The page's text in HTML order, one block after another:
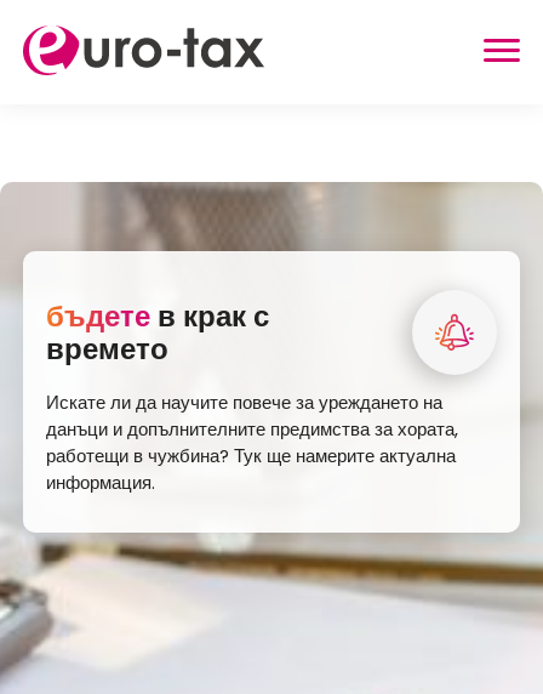
ХОЛАНДИЯ
ГЕРМАНИЯ
БЕЛГИЯ
АВСТРИЯ
ДРУГИ УСЛУГИ
ВЪЗСТАНОВЯВАНЕ НА ЗДРАВНО
ЗАСТРАХОВАТЕЛНИ ВНОСКИ
СЕМЕЙНИ НАДБАВКИ ОТ ГЕРМАНИЯ
ОТЗИВИ
КАК РАБОТИМ?
бъдете в крак с
времето
Искате ли да научите повече за уреждането на
данъци и допълнителните предимства за хората,
работещи в чужбина? Тук ще намерите актуална
информация.